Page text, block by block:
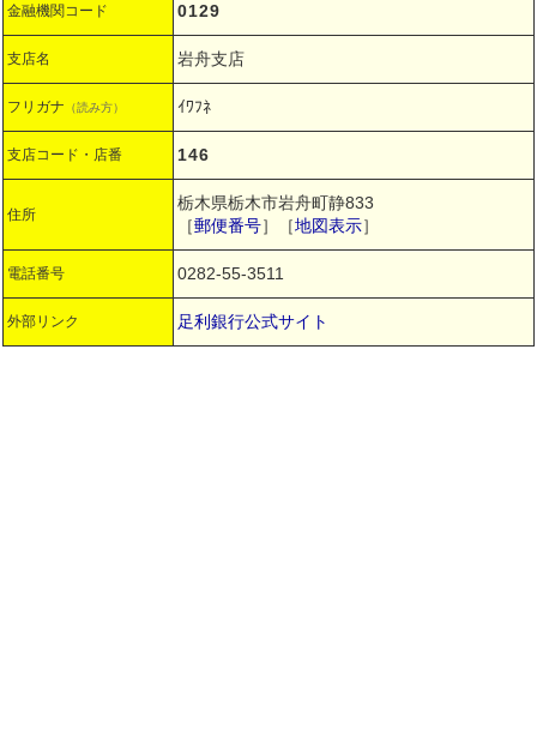
金融機関コード 0129
支店名 岩舟支店
フリガナ （読み方） ｲﾜﾌﾈ
支店コード・店番 146
住所
栃木県栃木市岩舟町静833
［郵便番号］［地図表示］
電話番号 0282-55-3511
外部リンク 足利銀行公式サイト